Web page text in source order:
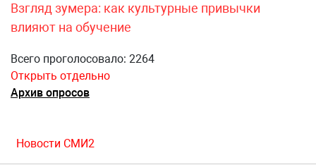
Взгляд зумера: как культурные привычки
влияют на обучение
Всего проголосовало: 2264
Открыть отдельно
Архив опросов
Новости СМИ2